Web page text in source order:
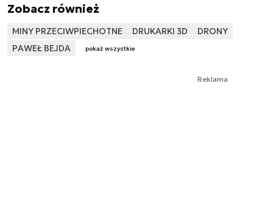
Zobacz również
MINY PRZECIWPIECHOTNE DRUKARKI 3D
DRONY
PAWEŁ BEJDA
pokaż wszystkie
Reklama